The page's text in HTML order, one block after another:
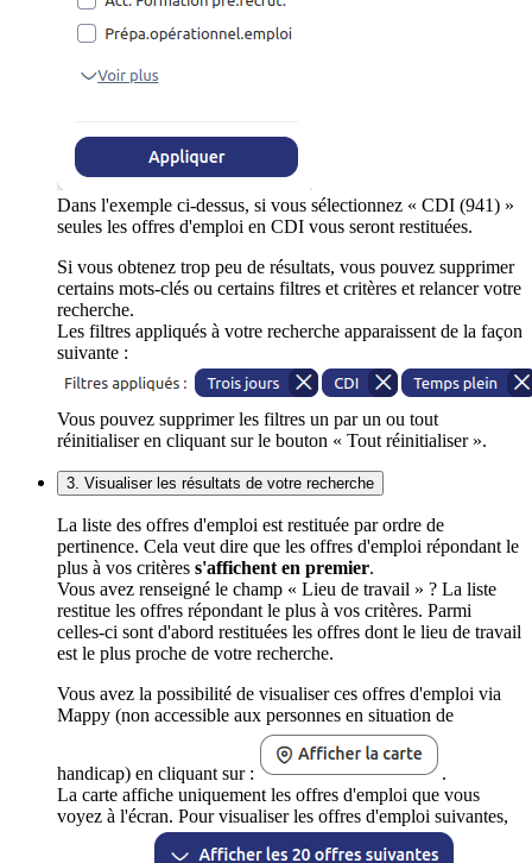
Dans l'exemple ci-dessus, si vous sélectionnez « CDI (941) »
seules les offres d'emploi en CDI vous seront restituées.
Si vous obtenez trop peu de résultats, vous pouvez supprimer
certains mots-clés ou certains filtres et critères et relancer votre
recherche.
Les filtres appliqués à votre recherche apparaissent de la façon
suivante :
Vous pouvez supprimer les filtres un par un ou tout
réinitialiser en cliquant sur le bouton « Tout réinitialiser ».
3. Visualiser les résultats de votre recherche
La liste des offres d'emploi est restituée par ordre de
pertinence. Cela veut dire que les offres d'emploi répondant le
plus à vos critères s'affichent en premier.
Vous avez renseigné le champ « Lieu de travail » ? La liste
restitue les offres répondant le plus à vos critères. Parmi
celles-ci sont d'abord restituées les offres dont le lieu de travail
est le plus proche de votre recherche.
Vous avez la possibilité de visualiser ces offres d'emploi via
Mappy (non accessible aux personnes en situation de
handicap) en cliquant sur :
.
La carte affiche uniquement les offres d'emploi que vous
voyez à l'écran. Pour visualiser les offres d'emploi suivantes,